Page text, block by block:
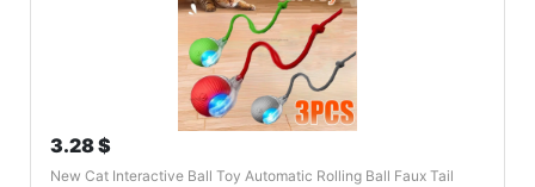
3.28 $
New Cat Interactive Ball Toy Automatic Rolling Ball Faux Tail